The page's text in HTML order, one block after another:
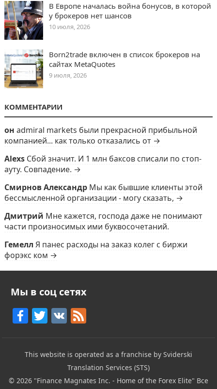
В Европе началась война бонусов, в которой
у брокеров нет шансов
10 июля, 2026
Born2trade включен в список брокеров на
сайтах MetaQuotes
9 июля, 2026
КОММЕНТАРИИ
он admiral markets были прекрасной прибыльной
компанией... как только отказались от →
Alexs Сбой значит. И 1 млн баксов списали по стоп-
ауту. Совпадение. →
Смирнов Александр Мы как бывшие клиенты этой
бессмысленной организации - могу сказать, →
Дмитрий Мне кажется, господа даже не понимают
части произносимых ими буквосочетаний.
Гемелл Я панес расходы на заказ колег с биржи
форэкс ком →
Мы в соц сетях
F
c
e
b
T
itt
er
V F
e
d
This website is operated as a franchise by Sviderski
Translation Services (STS)
© 2026 "Finance Magnates Inc. - Home of the Forex Elite" Все